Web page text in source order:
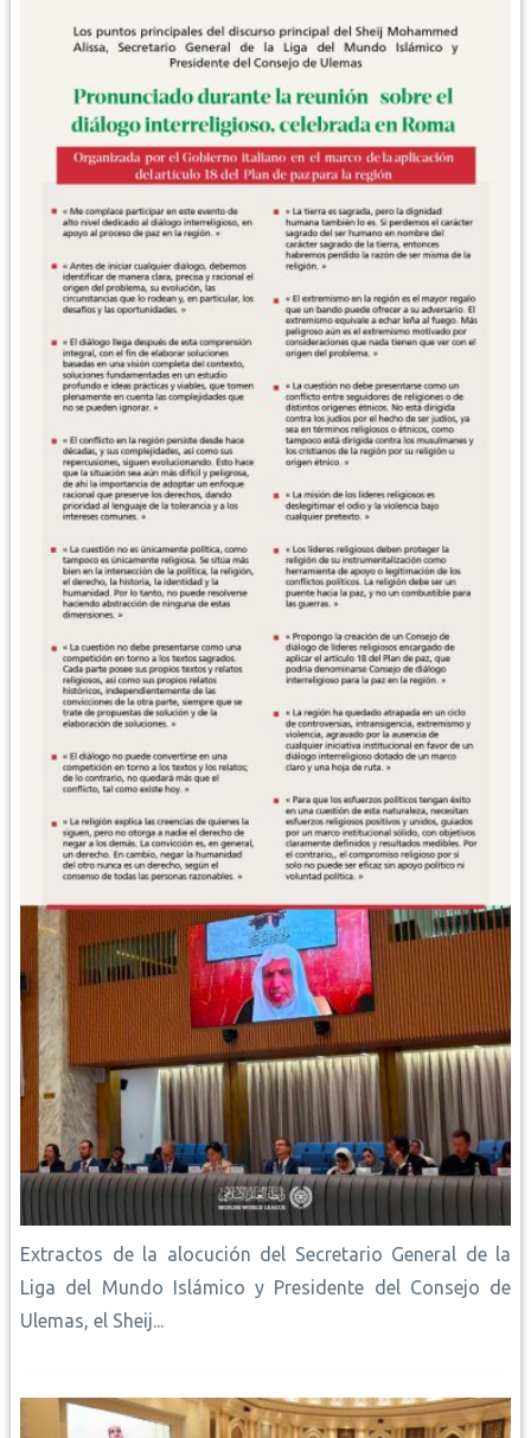
Extractos de la alocución del Secretario General de la
Liga del Mundo Islámico y Presidente del Consejo de
Ulemas, el Sheij...